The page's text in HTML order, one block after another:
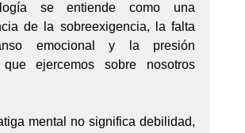
se entiende como una
de la sobreexigencia, la falta
emocional y la presión
que ejercemos sobre nosotros
mental no significa debilidad,